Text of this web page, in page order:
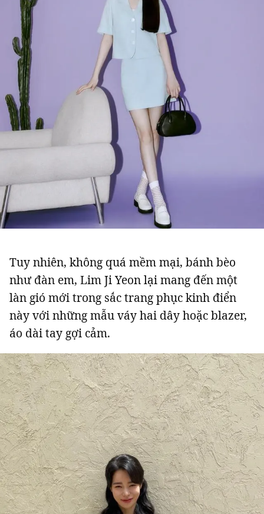
Tuy nhiên, không quá mềm mại, bánh bèo
như đàn em, Lim Ji Yeon lại mang đến một
làn gió mới trong sắc trang phục kinh điển
này với những mẫu váy hai dây hoặc blazer,
áo dài tay gợi cảm.